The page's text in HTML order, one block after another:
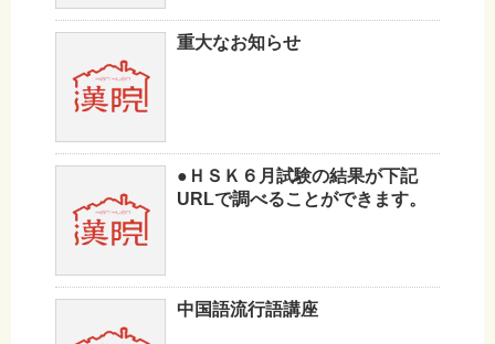
重大なお知らせ
●ＨＳＫ６月試験の結果が下記
URLで調べることができます。
中国語流行語講座